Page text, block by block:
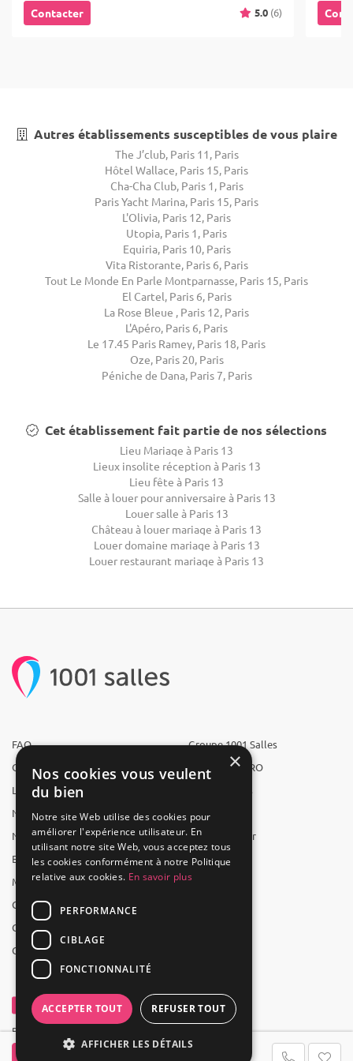
Contacter 5.0 (6)
Autres établissements susceptibles de vous plaire
The J’club, Paris 11, Paris
Hôtel Wallace, Paris 15, Paris
Cha-Cha Club, Paris 1, Paris
Paris Yacht Marina, Paris 15, Paris
L'Olivia, Paris 12, Paris
Utopia, Paris 1, Paris
Equiria, Paris 10, Paris
Vita Ristorante, Paris 6, Paris
Tout Le Monde En Parle Montparnasse, Paris 15, Paris
El Cartel, Paris 6, Paris
La Rose Bleue , Paris 12, Paris
L'Apéro, Paris 6, Paris
Le 17.45 Paris Ramey, Paris 18, Paris
Oze, Paris 20, Paris
Péniche de Dana, Paris 7, Paris
Cet établissement fait partie de nos sélections
Lieu Mariage à Paris 13
Lieux insolite réception à Paris 13
Lieu fête à Paris 13
Salle à louer pour anniversaire à Paris 13
Louer salle à Paris 13
Château à louer mariage à Paris 13
Louer domaine mariage à Paris 13
Louer restaurant mariage à Paris 13
FAQ
Qui sommes-nous ?
L'équipe
Nous recrutons
Nos partenaires
Espace presse
Mentions légales
CGV
CGU
Contact
Groupe 1001 Salles
1001 Salles PRO
1001 Traiteurs
1001 Artistes
Reserverunbar
MP2
Powered by Groupe 1001Salles
×
Nos cookies vous veulent
du bien
Notre site Web utilise des cookies pour
améliorer l'expérience utilisateur. En
utilisant notre site Web, vous acceptez tous
les cookies conformément à notre Politique
relative aux cookies. En savoir plus
PERFORMANCE
CIBLAGE
FONCTIONNALITÉ
ACCEPTER TOUT REFUSER TOUT
AFFICHER LES DÉTAILS